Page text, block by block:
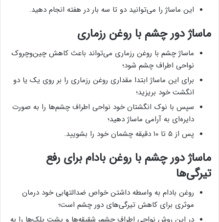
این ماساژ را می‌توانید دو تا سه بار در هفته انجام دهید.
ماساژ دور چشم با روغن رزماری
ماساژ چشم با روغن رزماری می‌تواند باعث کاهش چین‌وچروک
نواحی اطراف چشم شود؛
برای این ماساژ ابتدا مقداری روغن رزماری را بر روی یک یا دو
انگشت خود بریزید؛
سپس با نوک انگشتان خود نواحی اطراف چشم‌ها را به صورت
دایره‌ای به آرامی ماساژ دهید؛
پس از ۵ تا ۱۰ دقیقه چشمان خود را بشویید.
ماساژ دور چشم با روغن بادام برای رفع
تیرگی‌ها
روغن بادام به واسطه داشتن خواص ضدالتهابی خود درمان
موثری برای کاهش تیرگی‌های دور چشم است؛